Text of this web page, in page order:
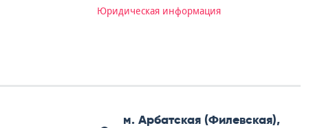
Юридическая информация
м. Арбатская (Филевская),